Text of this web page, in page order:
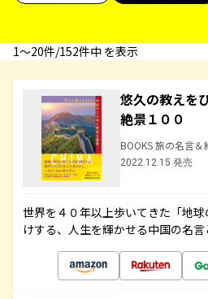
1〜20件/152件中 を表示
悠久の教えを
絶景１００
BOOKS 旅の名言＆
2022.12.15 発売
世界を４０年以上歩いてきた「地
けする、人生を輝かせる中国の名